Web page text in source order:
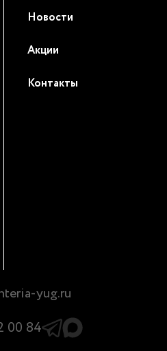
Новости
Акции
Контакты
yug.ru
00 84